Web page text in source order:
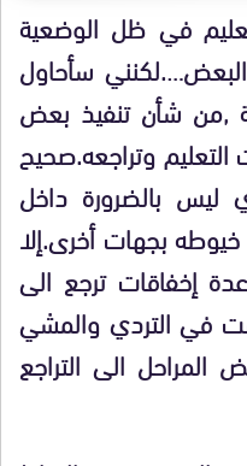
في ظل الوضعية
سأحاول
,من شأن تنفيذ بعض
وتراجعه.صحيح
ليس بالضرورة داخل
بجهات أخرى.إلا
إخفاقات ترجع الى
في التردي والمشي
الى التراجع